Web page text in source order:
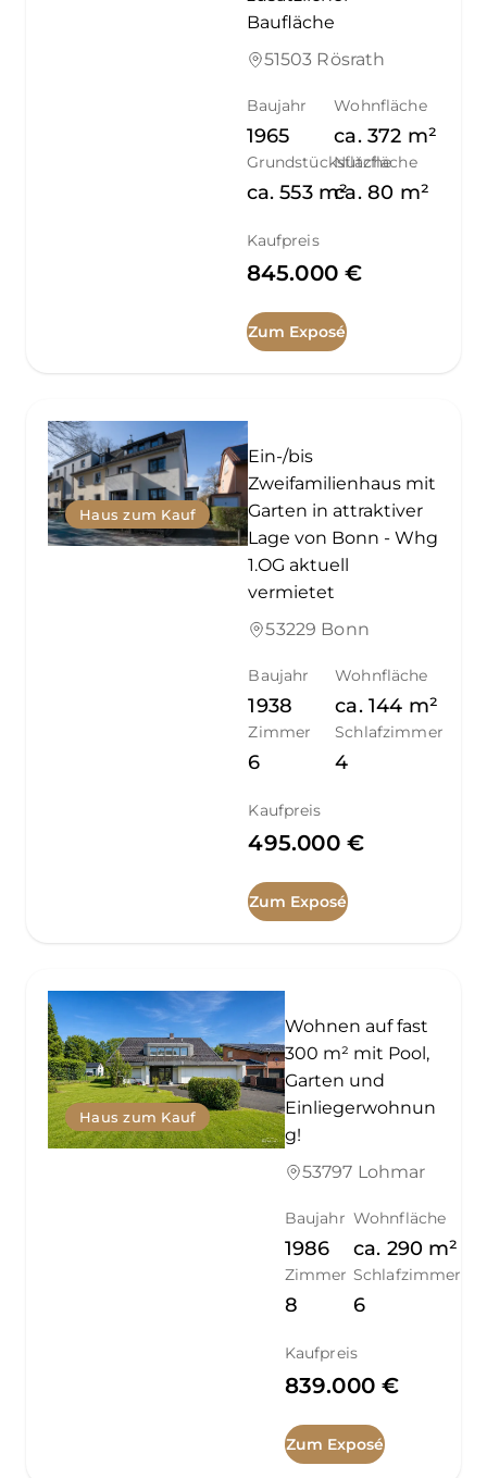
Baufläche
51503 Rösrath
Baujahr
1965
Wohnfläche
ca. 372 m²
Grundstücksfläche
ca. 553 m²
Nutzfläche
ca. 80 m²
Kaufpreis
845.000 €
Zum Exposé
Haus zum Kauf
Ein-/bis
Zweifamilienhaus mit
Garten in attraktiver
Lage von Bonn - Whg
1.OG aktuell
vermietet
53229 Bonn
Baujahr
1938
Wohnfläche
ca. 144 m²
Zimmer
6
Schlafzimmer
4
Kaufpreis
495.000 €
Zum Exposé
Haus zum Kauf
Wohnen auf fast
300 m² mit Pool,
Garten und
Einliegerwohnun
g!
53797 Lohmar
Baujahr
1986
Wohnfläche
ca. 290 m²
Zimmer
8
Schlafzimmer
6
Kaufpreis
839.000 €
Zum Exposé